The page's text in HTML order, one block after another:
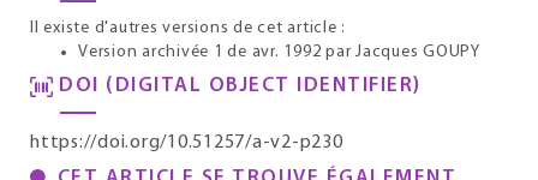
Il existe d'autres versions de cet article :
Version archivée 1 de avr. 1992 par Jacques GOUPY
DOI (DIGITAL OBJECT IDENTIFIER)
https://doi.org/10.51257/a-v2-p230